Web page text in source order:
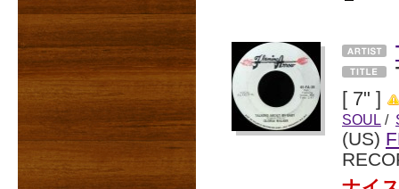
[ 7" ]
SOUL /
(US)